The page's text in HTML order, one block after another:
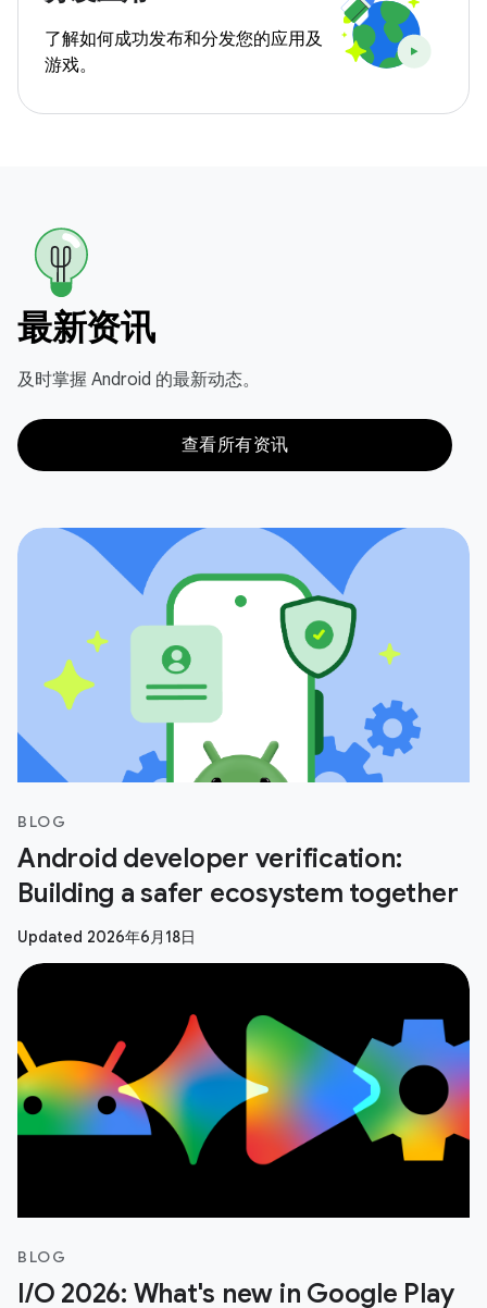
了解如何成功发布和分发您的应用及
游戏。
最新资讯
及时掌握 Android 的最新动态。
查看所有资讯
BLOG
Android developer verification:
Building a safer ecosystem together
Updated 2026年6月18日
BLOG
I/O 2026: What's new in Google Play